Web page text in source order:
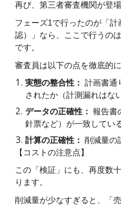
再び、第三者審査機関が登場
フェーズ1で行ったのが「計
認）」なら、ここで行うの
です。
審査員は以下の点を徹底的
実態の整合性： 計画書通
されたか（計測漏れはな
データの正確性： 報告書
針票など）が一致してい
計算の正確性： 削減量の
【コストの注意点】
この「検証」にも、再度数
ります。
削減量が少なすぎると、「